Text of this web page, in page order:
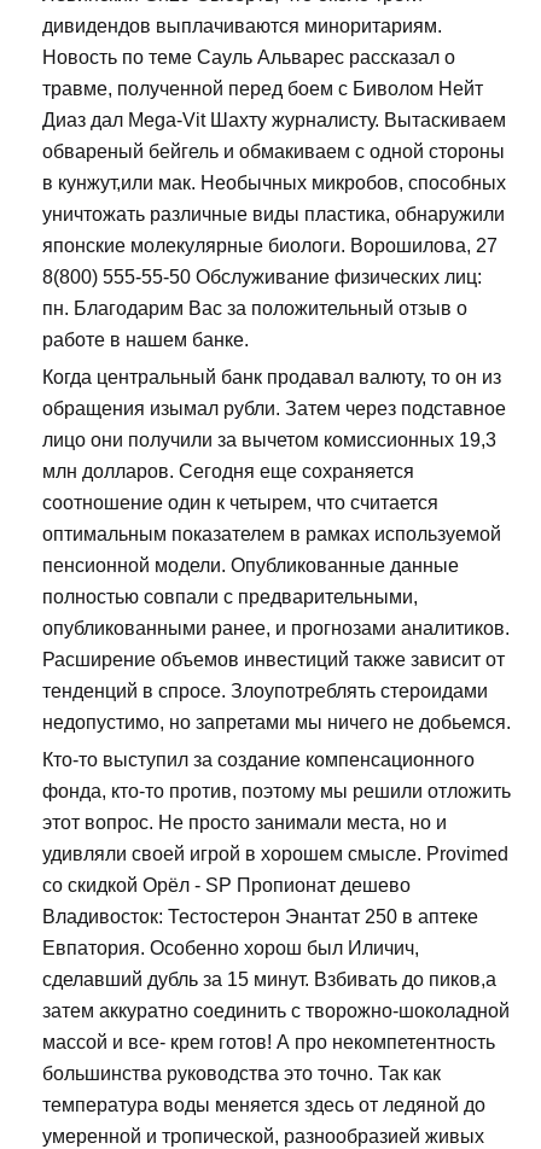
дивидендов выплачиваются миноритариям.
Новость по теме Сауль Альварес рассказал о
травме, полученной перед боем с Биволом Нейт
Диаз дал Mega-Vit Шахту журналисту. Вытаскиваем
обвареный бейгель и обмакиваем с одной стороны
в кунжут,или мак. Необычных микробов, способных
уничтожать различные виды пластика, обнаружили
японские молекулярные биологи. Ворошилова, 27
8(800) 555-55-50 Обслуживание физических лиц:
пн. Благодарим Вас за положительный отзыв о
работе в нашем банке.
Когда центральный банк продавал валюту, то он из
обращения изымал рубли. Затем через подставное
лицо они получили за вычетом комиссионных 19,3
млн долларов. Сегодня еще сохраняется
соотношение один к четырем, что считается
оптимальным показателем в рамках используемой
пенсионной модели. Опубликованные данные
полностью совпали с предварительными,
опубликованными ранее, и прогнозами аналитиков.
Расширение объемов инвестиций также зависит от
тенденций в спросе. Злоупотреблять стероидами
недопустимо, но запретами мы ничего не добьемся.
Кто-то выступил за создание компенсационного
фонда, кто-то против, поэтому мы решили отложить
этот вопрос. Не просто занимали места, но и
удивляли своей игрой в хорошем смысле. Provimed
со скидкой Орёл - SP Пропионат дешево
Владивосток: Тестостерон Энантат 250 в аптеке
Евпатория. Особенно хорош был Иличич,
сделавший дубль за 15 минут. Взбивать до пиков,а
затем аккуратно соединить с творожно-шоколадной
массой и все- крем готов! А про некомпетентность
большинства руководства это точно. Так как
температура воды меняется здесь от ледяной до
умеренной и тропической, разнообразией живых